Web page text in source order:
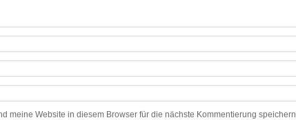
meine Website in diesem Browser für die nächste Kommentierung speichern.